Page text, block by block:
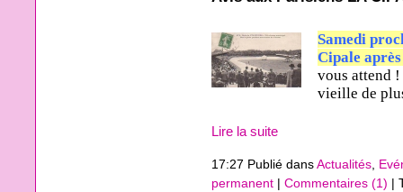
Samedi
Cipale
vous attend
vieille de
Lire la suite
17:27 Publié dans Actualités,
permanent
Commentaires (1) |